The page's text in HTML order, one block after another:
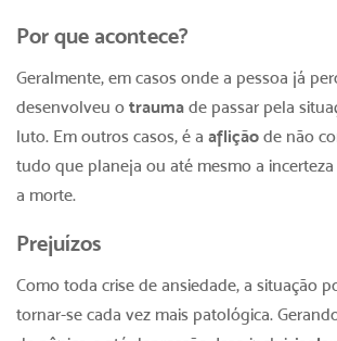
Por que acontece?
Geralmente, em casos onde a pessoa já
desenvolveu o trauma de passar pela
luto. Em outros casos, é a aflição de não
tudo que planeja ou até mesmo a
a morte.
Prejuízos
Como toda crise de ansiedade, a situação
tornar-se cada vez mais patológica.